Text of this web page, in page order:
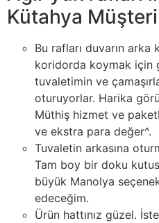
Kütahya Müşteri
Bu rafları duvarın arka
koridorda koymak için
tuvaletimin ve
oturuyorlar. Harika
Müthiş hizmet ve
ve ekstra para değer^.
Tuvaletin arkasına
Tam boy bir doku
büyük Manolya
edeceğim.
Ürün hattınız güzel.